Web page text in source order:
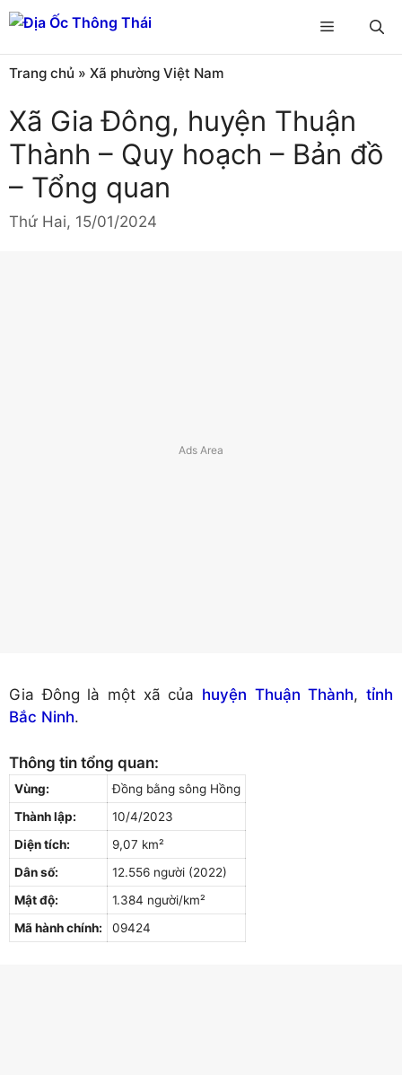
Chuyển
đến
nội
dung
Menu
Trang chủ » Xã phường Việt Nam
Xã Gia Đông, huyện Thuận
Thành – Quy hoạch – Bản đồ
– Tổng quan
Thứ Hai, 15/01/2024
Gia Đông là một xã của huyện Thuận Thành,tỉnh
Bắc Ninh.
Thông tin tổng quan:
Vùng:
Đồng bằng sông Hồng
Thành lập:
10/4/2023
Diện tích:
9,07 km²
Dân số:
12.556 người (2022)
Mật độ:
1.384 người/km²
Mã hành chính:
09424